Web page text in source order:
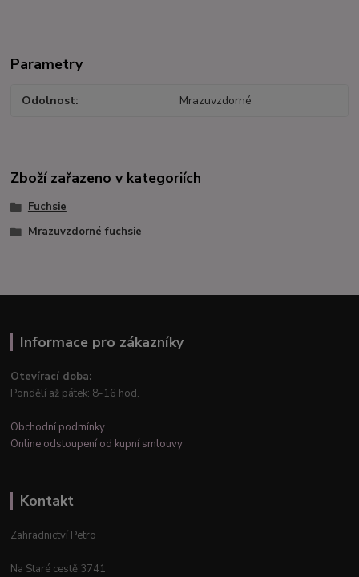
Parametry
Odolnost Mrazuvzdorné
Zboží zařazeno v kategoriích
Fuchsie
Mrazuvzdorné fuchsie
Informace pro zákazníky
Otevírací doba:
Pondělí až pátek: 8-16 hod.
Obchodní podmínky
Online odstoupení od kupní smlouvy
Kontakt
Zahradnictví Petro
Na Staré cestě 3741